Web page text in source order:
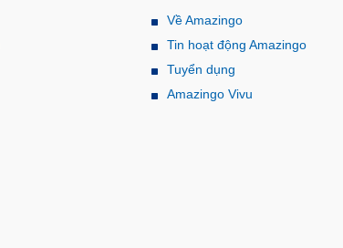
Về Amazingo
Tin hoạt động Amazingo
Tuyển dụng
Amazingo Vivu